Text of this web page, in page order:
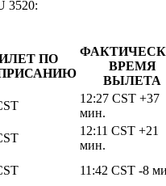
3520:
ПО
ВРЕМЯ
ВЫЛЕТА
12:27 CST +37
мин.
12:11 CST +21
мин.
11:42 CST -8